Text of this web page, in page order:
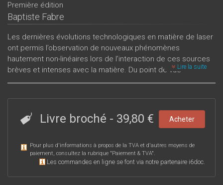
Première édition
Baptiste Fabre
Les dernières évolutions technologiques en matière de laser
ont permis l’observation de nouveaux phénomènes
hautement non-linéaires lors de l’interaction de ces sources
brèves et intenses avec la matière. Du point de vue
moléculaire, ces processus, tels que l’affaiblissement de la
ionisation par effet tunnel de la molécule neutre. Il est
généralement admis dans nombre d’articles que cette
vibration conforme à celle prédite par l’approximation de
Condon. Afin de vérifier la validité de cette assertion, nous
avons mis en place un dispositif expérimental original
permettant une mesure fiable de l’excitation vibrationnelle de
Lire la suite
Livre broché - 39,80 € Acheter
Pour plus d'informations à propos de la TVA et d'autres moyens de
paiement, consultez la rubrique "Paiement & TVA".
Les commandes en ligne se font via notre partenaire i6doc.